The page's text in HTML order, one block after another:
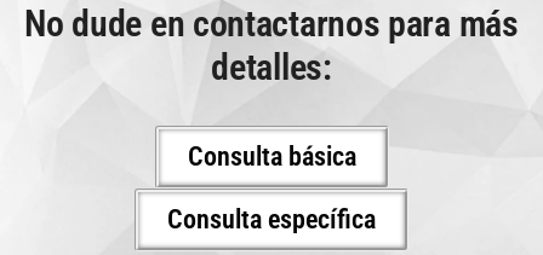
No dude en contactarnos para más
detalles:
Consulta básica
Consulta específica